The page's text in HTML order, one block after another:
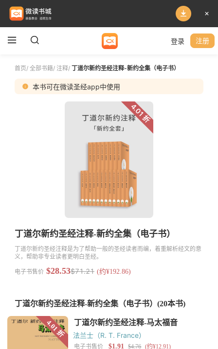
登录 注册
首页/ 全部书籍/ 注释/ 丁道尔新约圣经注释-新约全集（电子书）
本书可在微读圣经app中使用
4.01 折
丁道尔新约圣经注释-新约全集（电子书）
丁道尔新约圣经注释是为了帮助一般的圣经读者而编，着重解析经文的意
义，帮助非专业读者更明白圣经。
电子书售价 $28.53$71.21 (约¥192.86)
丁道尔新约圣经注释-新约全集（电子书） (20本书)
法兰士（R. T. France）